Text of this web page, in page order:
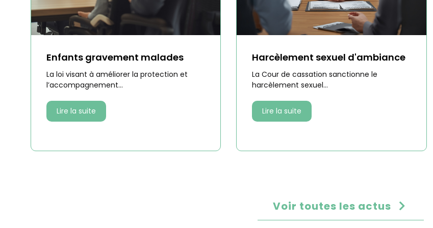
Enfants gravement malades
La loi visant à améliorer la protection et
l’accompagnement...
Lire la suite
Harcèlement sexuel d'ambiance
La Cour de cassation sanctionne le
harcèlement sexuel...
Lire la suite
Voir toutes les actus